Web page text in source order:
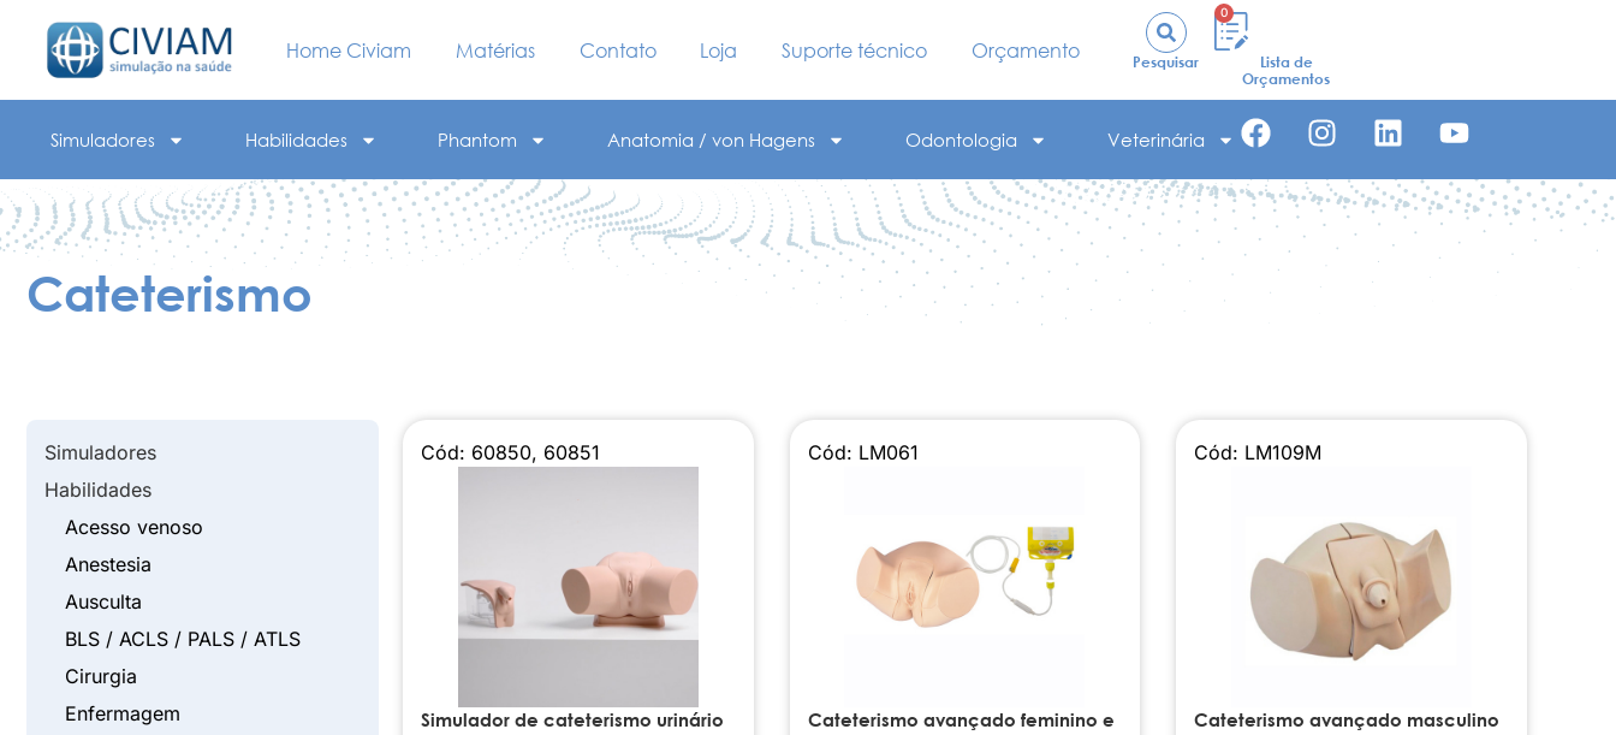
Home Civiam Matérias Contato Loja Suporte técnico Orçamento Pesquisar
0
Lista de
Orçamentos
Simuladores Habilidades Phantom Anatomia / von Hagens Odontologia Veterinária
Cateterismo
Simuladores
Habilidades
Acesso venoso
Anestesia
Ausculta
BLS / ACLS / PALS / ATLS
Cirurgia
Enfermagem
Cód: 60850, 60851
Simulador de cateterismo urinário
Cód: LM061
Cateterismo avançado feminino e
Cód: LM109M
Cateterismo avançado masculino